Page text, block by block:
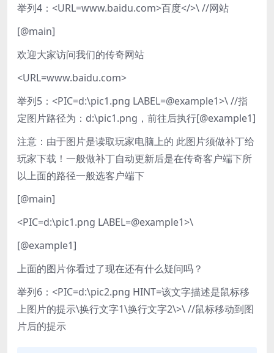
举列4：<URL=www.baidu.com>百度</>\ //网站
[@main]
欢迎大家访问我们的传奇网站
<URL=www.baidu.com>
举列5：<PIC=d:\pic1.png LABEL=@example1>\ //指
定图片路径为：d:\pic1.png，前往后执行[@example1]
注意：由于图片是读取玩家电脑上的 此图片须做补丁给
玩家下载！一般做补丁自动更新后是在传奇客户端下所
以上面的路径一般选客户端下
[@main]
<PIC=d:\pic1.png LABEL=@example1>\
[@example1]
上面的图片你看过了现在还有什么疑问吗？
举列6：<PIC=d:\pic2.png HINT=该文字描述是鼠标移
上图片的提示\换行文字1\换行文字2\>\ //鼠标移动到图
片后的提示